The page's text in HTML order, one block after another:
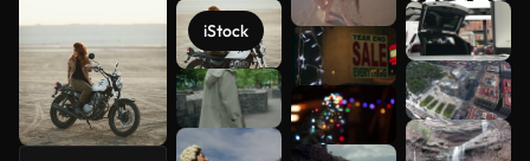
iStock
Meer
bekijken